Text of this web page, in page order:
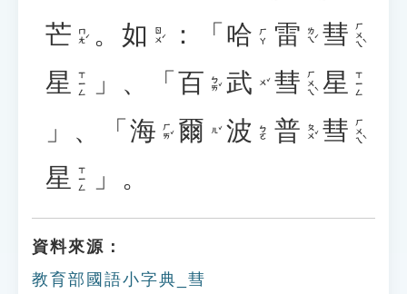
芒 ㄇㄤˊ 。 如 ㄖㄨˊ ：「 哈 ㄏㄚ 雷 ㄌㄟˊ 彗 ㄏㄨㄟˋ
星 ㄒㄧㄥ 」、「 百 ㄅㄞˇ 武 ㄨˇ 彗 ㄏㄨㄟˋ 星 ㄒㄧㄥ
」、「 海 ㄏㄞˇ 爾 ㄦˇ 波 ㄅㄛ 普 ㄆㄨˇ 彗 ㄏㄨㄟˋ
星 ㄒㄧㄥ 」。
資料來源：
教育部國語小字典_彗